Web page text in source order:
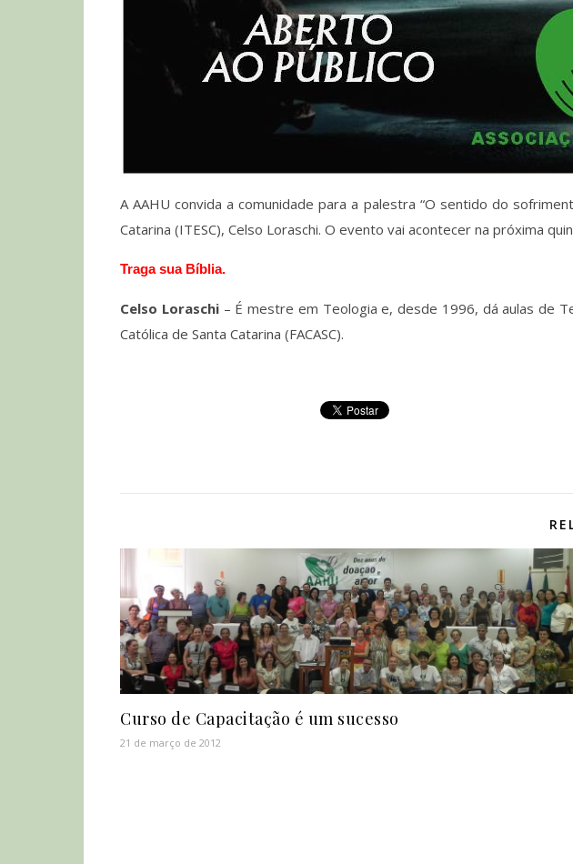
A AAHU convida a comunidade para a palestra “O sentido do
Catarina (ITESC), Celso Loraschi. O evento vai acontecer na próxima
Traga sua Bíblia.
Celso Loraschi– É mestre em Teologia e, desde 1996, dá aulas de
Católica de Santa Catarina (FACASC).
Curso de Capacitação é um sucesso
21 de março de 2012